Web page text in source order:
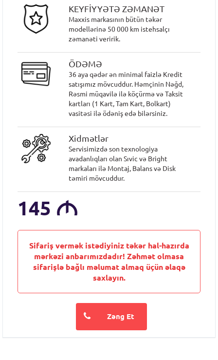
KEYFİYYƏTƏ ZƏMANƏT
Maxxis markasının bütün təkər
modellərinə 50 000 km istehsalçı
zəmanəti veririk.
ÖDƏMƏ
36 aya qədər ən minimal faizlə Kredit
satışımız mövcuddur. Həmçinin Nəğd,
Rəsmi müqavilə ilə köçürmə və Taksit
kartları (1 Kart, Tam Kart, Bolkart)
vasitəsi ilə ödəniş edə bilərsiniz.
Xidmətlər
Servisimizdə son texnologiya
avadanlıqları olan Sıvic və Bright
markaları ilə Montaj, Balans və Disk
təmiri mövcuddur.
145 M
Sifariş vermək istədiyiniz təkər hal-hazırda
mərkəzi anbarımızdadır! Zəhmət olmasa
sifarişlə bağlı məlumat almaq üçün əlaqə
saxlayın.
Zəng Et